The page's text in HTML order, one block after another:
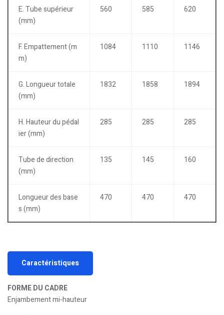
E. Tube supérieur
(mm)
560 585 620
F. Empattement (m
m)
1084 1110 1146
G. Longueur totale
(mm)
1832 1858 1894
H. Hauteur du pédal
ier (mm)
285 285 285
Tube de direction
(mm)
135 145 160
Longueur des base
s (mm)
470 470 470
Caractéristiques
FORME DU CADRE
Enjambement mi-hauteur